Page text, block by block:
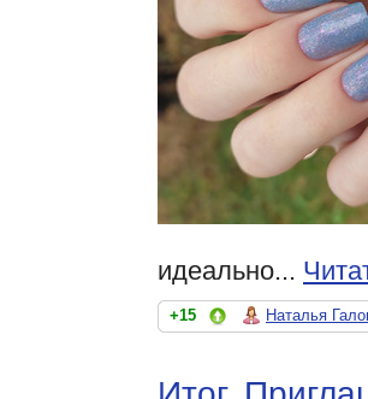
идеально...
+15 Наталья